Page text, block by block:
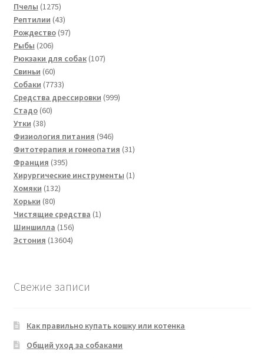
Пчелы 12751275
товаров
Рептилии 4343
товара
Рождество 9797
Рыбы 206206
товаров
Рюкзаки для собак 107107
Свиньи 6060
товаров
Собаки 77337733
товара
Средства дрессировки 999999
Стадо 6060
Утки 3838
товаров
Физиология питания 946946
товаров
Фитотерапия и гомеопатия 3131
Франция 395395
товаров
Хирургические инструменты 11
Хомяки 132132
Хорьки 8080
товаров
Чистящие средства 11
Шиншилла 156156
товаров
Эстония 1360413604
Свежие записи
Как правильно купать кошку или котенка
Общий уход за собаками